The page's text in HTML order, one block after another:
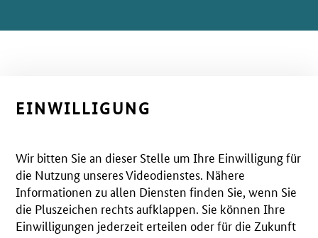
EINWILLIGUNG
Wir bitten Sie an dieser Stelle um Ihre Einwilligung für
die Nutzung unseres Videodienstes. Nähere
Informationen zu allen Diensten finden Sie, wenn Sie
die Pluszeichen rechts aufklappen. Sie können Ihre
Einwilligungen jederzeit erteilen oder für die Zukunft